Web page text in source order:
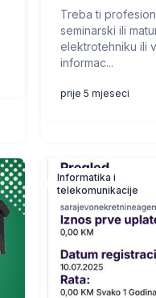
Treba ti
seminarski ili
elektrotehniku ili
informac...
prije 5 mjeseci
Informatika i
telekomunikacije